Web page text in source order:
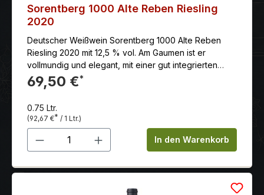
Sorentberg 1000 Alte Reben Riesling
2020
Deutscher Weißwein Sorentberg 1000 Alte Reben
Riesling 2020 mit 12,5 % vol. Am Gaumen ist er
vollmundig und elegant, mit einer gut integrierten
Säure und einer feinen Mineralität. Der Abgang ist
lang und erfrischend.
69,50 €*
0.75 Ltr.
(92,67 €* / 1 Ltr.)
Produkt Anzahl: Gib denIn den Warenkorb